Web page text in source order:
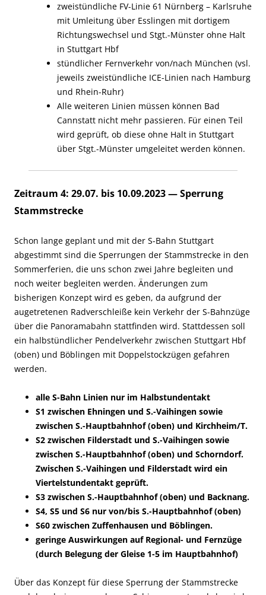
zweistündliche FV-Linie 61 Nürnberg – Karlsruhe
mit Umleitung über Esslingen mit dortigem
Richtungswechsel und Stgt.-Münster ohne Halt
in Stuttgart Hbf
stündlicher Fernverkehr von/nach München (vsl.
jeweils zweistündliche ICE-Linien nach Hamburg
und Rhein-Ruhr)
Alle weiteren Linien müssen können Bad
Cannstatt nicht mehr passieren. Für einen Teil
wird geprüft, ob diese ohne Halt in Stuttgart
über Stgt.-Münster umgeleitet werden können.
Zeitraum 4: 29.07. bis 10.09.2023 — Sperrung
Stammstrecke
Schon lange geplant und mit der S-Bahn Stuttgart
abgestimmt sind die Sperrungen der Stammstrecke in den
Sommerferien, die uns schon zwei Jahre begleiten und
noch weiter begleiten werden. Änderungen zum
bisherigen Konzept wird es geben, da aufgrund der
augetretenen Radverschleiße kein Verkehr der S-Bahnzüge
über die Panoramabahn stattfinden wird. Stattdessen soll
ein halbstündlicher Pendelverkehr zwischen Stuttgart Hbf
(oben) und Böblingen mit Doppelstockzügen gefahren
werden.
alle S-Bahn Linien nur im Halbstundentakt
S1 zwischen Ehningen und S.-Vaihingen sowie
zwischen S.-Hauptbahnhof (oben) und Kirchheim/T.
S2 zwischen Filderstadt und S.-Vaihingen sowie
zwischen S.-Hauptbahnhof (oben) und Schorndorf.
Zwischen S.-Vaihingen und Filderstadt wird ein
Viertelstundentakt geprüft.
S3 zwischen S.-Hauptbahnhof (oben) und Backnang.
S4, S5 und S6 nur von/bis S.-Hauptbahnhof (oben)
S60 zwischen Zuffenhausen und Böblingen.
geringe Auswirkungen auf Regional- und Fernzüge
(durch Belegung der Gleise 1-5 im Hauptbahnhof)
Über das Konzept für diese Sperrung der Stammstrecke